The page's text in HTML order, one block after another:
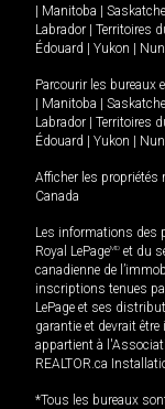
| Manitoba |
Labrador | Territoires
Édouard | Yukon |
Parcourir les bureaux
| Manitoba |
Labrador | Territoires
Édouard | Yukon |
Afficher les propriétés
Canada
Les informations des
Royal LePageMD et du
canadienne de
inscriptions tenues
LePage et ses
garantie et devrait
appartient à
REALTOR.ca
*Tous les bureaux